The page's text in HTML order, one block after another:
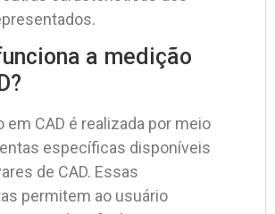
a medição
em CAD é realizada por meio
específicas disponíveis
de CAD. Essas
permitem ao usuário